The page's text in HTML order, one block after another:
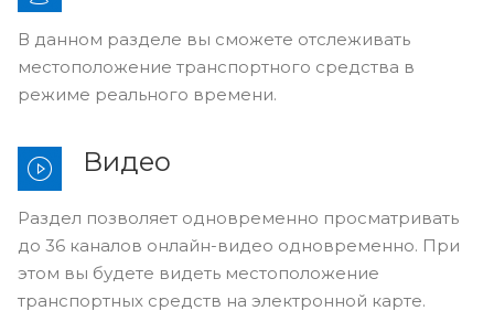
В данном разделе вы сможете отслеживать
местоположение транспортного средства в
режиме реального времени.
Видео
Раздел позволяет одновременно просматривать
до 36 каналов онлайн-видео одновременно. При
этом вы будете видеть местоположение
транспортных средств на электронной карте.